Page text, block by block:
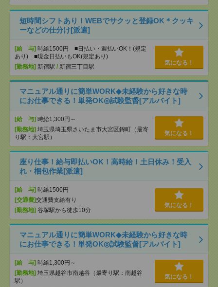
短時間シフトあり！WEBでサクッと登録OK＊クッキ
ーなどの仕分け[派遣]
[給 与] 時給1500円 ■日払い・週払いOK！(規定
あり) ■現金日払いもOK(規定あり)
[勤務地] 新宿駅 / 新宿三丁目駅
気になる！
マニュアル通りに簡単WORK◆未経験から好きな時
にお仕事できる！単発OK◎試験監督[アルバイト]
[給 与] 時給1,300円～
[勤務地] 埼玉県埼玉県さいたま市大宮区錦町（最寄
り駅：大宮駅）
気になる！
座り仕事！給与即払いOK！高時給！土日休み！受入
れ・梱包作業[派遣]
[給 与] 時給1500円
[交通費]交通費支給有り
[勤務地] 谷塚駅から徒歩10分
気になる！
マニュアル通りに簡単WORK◆未経験から好きな時
にお仕事できる！単発OK◎試験監督[アルバイト]
[給 与] 時給1,300円～
[勤務地] 埼玉県越谷市南越谷（最寄り駅：南越谷
駅）
気になる！